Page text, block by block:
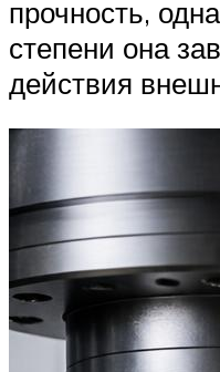
прочность,
степени она
действия